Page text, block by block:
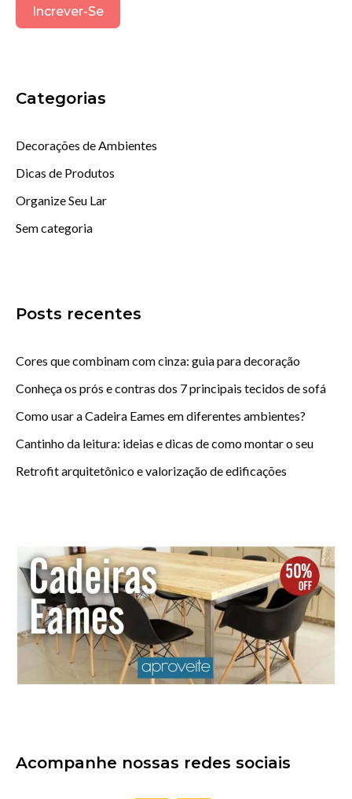
Increver-Se
Categorias
Decorações de Ambientes
Dicas de Produtos
Organize Seu Lar
Sem categoria
Posts recentes
Cores que combinam com cinza: guia para decoração
Conheça os prós e contras dos 7 principais tecidos de sofá
Como usar a Cadeira Eames em diferentes ambientes?
Cantinho da leitura: ideias e dicas de como montar o seu
Retrofit arquitetônico e valorização de edificações
Acompanhe nossas redes sociais